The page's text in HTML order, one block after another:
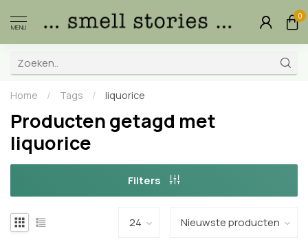
MENU
0
Home / Tags / liquorice
Producten getagd met
liquorice
Filters